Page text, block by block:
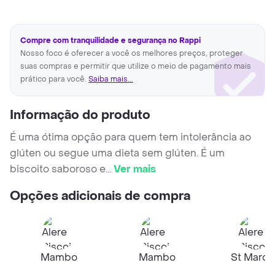
Compre com tranquilidade e segurança no Rappi
Nosso foco é oferecer a você os melhores preços, proteger
suas compras e permitir que utilize o meio de pagamento mais
prático para você. Saiba mais...
Informação do produto
É uma ótima opção para quem tem intolerância ao
glúten ou segue uma dieta sem glúten. É um
biscoito saboroso e...Ver mais
Opções adicionais de compra
Mambo
Mambo
St